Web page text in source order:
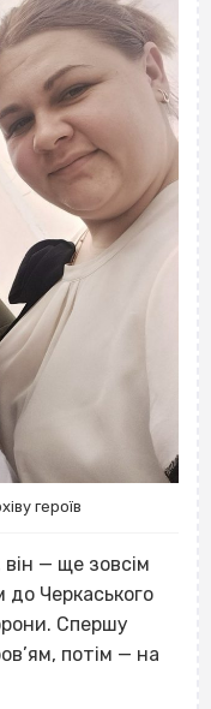
героїв
— ще зовсім
Черкаського
Спершу
потім — на